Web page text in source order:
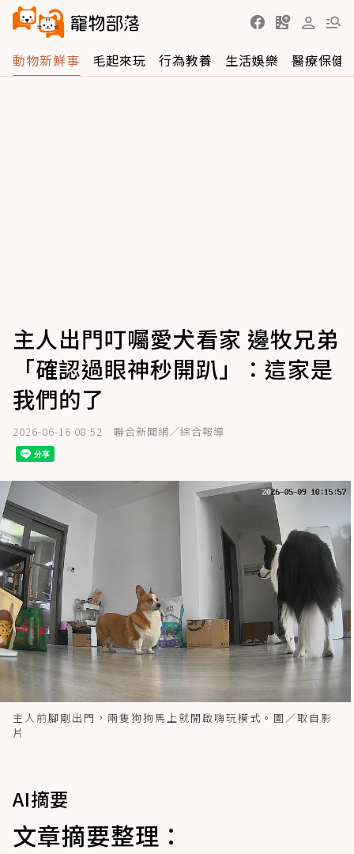
動物新鮮事 毛起來玩 行為教養 生活娛樂 醫療保健
主人出門叮囑愛犬看家 邊牧兄弟
「確認過眼神秒開趴」：這家是
我們的了
2026-06-16 08:52 聯合新聞網／綜合報導
主人前腳剛出門，兩隻狗狗馬上就開啟嗨玩模式。圖／取自影
片
AI摘要
文章摘要整理：